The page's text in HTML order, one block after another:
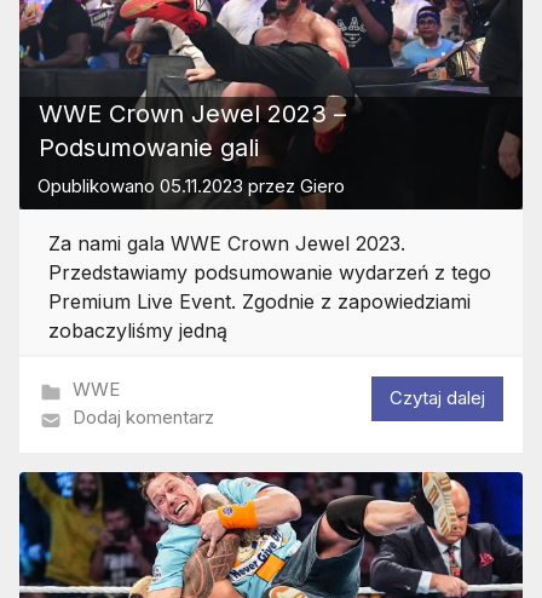
WWE Crown Jewel 2023 –
Podsumowanie gali
Opublikowano 05.11.2023 przez Giero
Za nami gala WWE Crown Jewel 2023.
Przedstawiamy podsumowanie wydarzeń z tego
Premium Live Event. Zgodnie z zapowiedziami
zobaczyliśmy jedną
WWE
Dodaj komentarz
Czytaj dalej